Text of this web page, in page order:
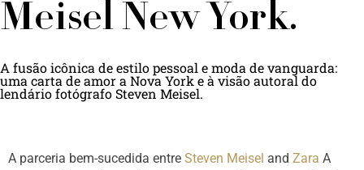
Meisel New York.
A fusão icônica de estilo pessoal e moda de vanguarda:
uma carta de amor a Nova York e à visão autoral do
lendário fotógrafo Steven Meisel.
A parceria bem-sucedida entre Steven Meisel and Zara A